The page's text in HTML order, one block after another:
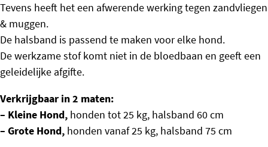
Tevens heeft het een afwerende werking tegen zandvliegen
& muggen.
De halsband is passend te maken voor elke hond.
De werkzame stof komt niet in de bloedbaan en geeft een
geleidelijke afgifte.
Verkrijgbaar in 2 maten:
– Kleine Hond, honden tot 25 kg, halsband 60 cm
– Grote Hond, honden vanaf 25 kg, halsband 75 cm